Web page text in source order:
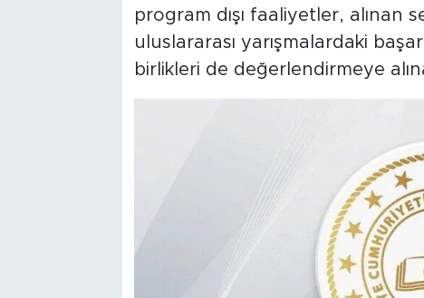
program dışı faaliyetler, alınan
uluslararası yarışmalardaki
birlikleri de değerlendirmeye